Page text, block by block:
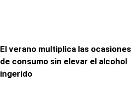
El verano multiplica las ocasiones
de consumo sin elevar el alcohol
ingerido